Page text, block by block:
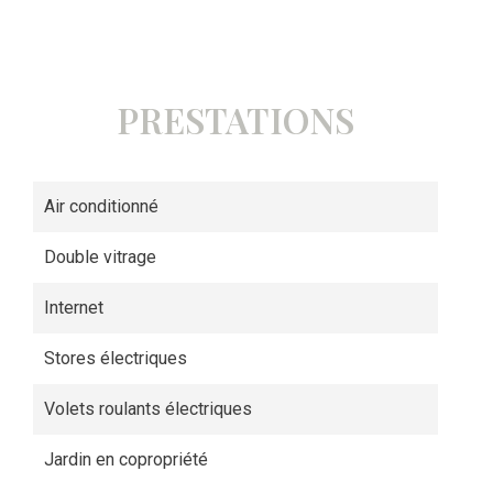
PRESTATIONS
Air conditionné
Double vitrage
Internet
Stores électriques
Volets roulants électriques
Jardin en copropriété